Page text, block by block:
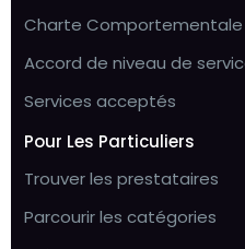
Charte Comportementale
Accord de niveau de
Services acceptés
Pour Les Particuliers
Trouver les prestataires
Parcourir les catégories